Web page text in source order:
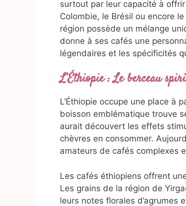
surtout par leur capacité à
Colombie, le Brésil ou encore
région possède un mélange
donne à ses cafés une
légendaires et les spécificités
L’Éthiopie : Le berceau
L’Éthiopie occupe une place à
boisson emblématique trouve
aurait découvert les effets
chèvres en consommer.
amateurs de cafés complexes
Les cafés éthiopiens offrent
Les grains de la région de
leurs notes florales d’agrumes